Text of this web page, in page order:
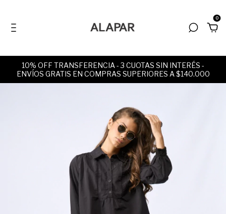
0
10% OFF TRANSFERENCIA - 3 CUOTAS SIN INTERÉS -
ENVÍOS GRATIS EN COMPRAS SUPERIORES A $140.000